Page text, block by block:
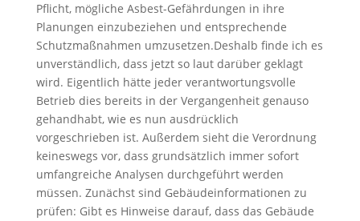
Pflicht, mögliche Asbest-Gefährdungen in ihre
Planungen einzubeziehen und entsprechende
Schutzmaßnahmen umzusetzen.Deshalb finde ich es
unverständlich, dass jetzt so laut darüber geklagt
wird. Eigentlich hätte jeder verantwortungsvolle
Betrieb dies bereits in der Vergangenheit genauso
gehandhabt, wie es nun ausdrücklich
vorgeschrieben ist. Außerdem sieht die Verordnung
keineswegs vor, dass grundsätzlich immer sofort
umfangreiche Analysen durchgeführt werden
müssen. Zunächst sind Gebäudeinformationen zu
prüfen: Gibt es Hinweise darauf, dass das Gebäude